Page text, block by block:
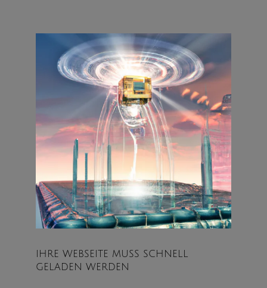
IHRE WEBSEITE MUSS SCHNELL
GELADEN WERDEN